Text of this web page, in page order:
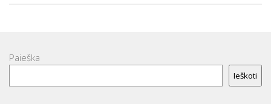
Paieška
Ieškoti